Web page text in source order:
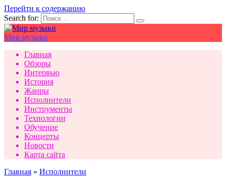
Перейти к содержанию
Search for:
Мир музыки
Главная
Обзоры
Интервью
История
Жанры
Исполнители
Инструменты
Технологии
Обучение
Концерты
Новости
Карта сайта
Главная » Исполнители